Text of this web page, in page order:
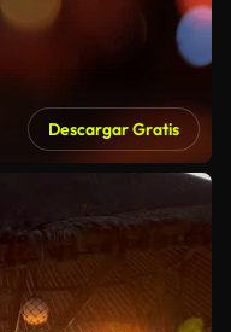
Descargar Gratis